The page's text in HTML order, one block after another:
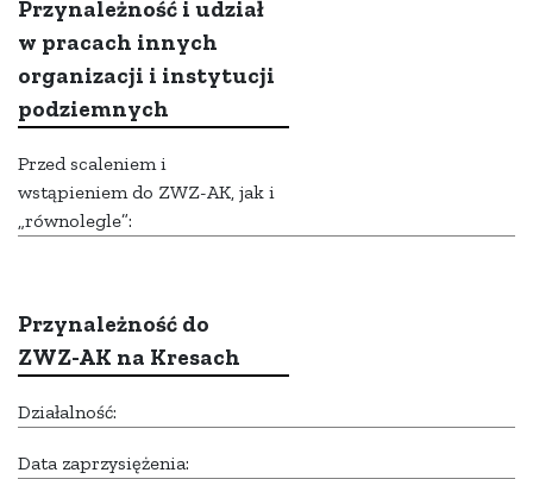
Przynależność i udział
w pracach innych
organizacji i instytucji
podziemnych
Przed scaleniem i
wstąpieniem do ZWZ-AK, jak i
„równolegle”:
Przynależność do
ZWZ-AK na Kresach
Działalność:
Data zaprzysiężenia: